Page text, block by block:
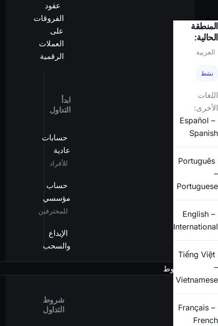
عقود
الفروقات
على
العملات
الرقمية
ابدأ
التداول
حسابات
عادية
للأفراد
حساب
مؤسسي
للمحترفين
الإيداع
والسحب
الشروط
شروط
التداول
المنطقة
الحالية:
العربية
نشط
اللغات
الأخرى:
Español –
Spanish
Português
–
Portuguese
English –
International
Tiếng Việt
–
Vietnamese
Français –
French